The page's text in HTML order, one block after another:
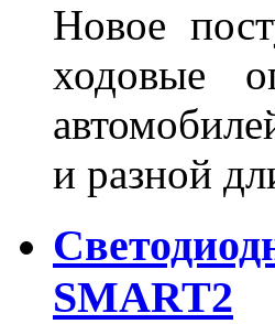
Новое
ходовые
и разной
SMART2